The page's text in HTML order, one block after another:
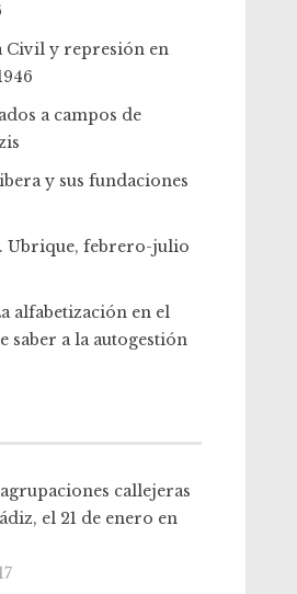
Civil y represión en
a campos de
y sus fundaciones
Ubrique, febrero-julio
alfabetización en el
saber a la autogestión
callejeras
el 21 de enero en